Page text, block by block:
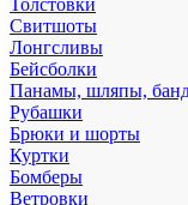
Толстовки
Свитшоты
Лонгсливы
Бейсболки
Панамы, шляпы,
Рубашки
Брюки и шорты
Куртки
Бомберы
Ветровки